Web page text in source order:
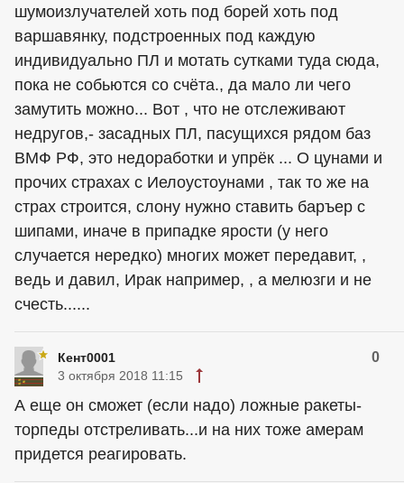
шумоизлучателей хоть под борей хоть под
варшавянку, подстроенных под каждую
индивидуально ПЛ и мотать сутками туда сюда,
пока не собьются со счёта., да мало ли чего
замутить можно... Вот , что не отслеживают
недругов,- засадных ПЛ, пасущихся рядом баз
ВМФ РФ, это недоработки и упрёк ... О цунами и
прочих страхах с Иелоустоунами , так то же на
страх строится, слону нужно ставить баръер с
шипами, иначе в припадке ярости (у него
случается нередко) многих может передавит, ,
ведь и давил, Ирак например, , а мелюзги и не
счесть......
Кент0001 0
3 октября 2018 11:15
А еще он сможет (если надо) ложные ракеты-
торпеды отстреливать...и на них тоже амерам
придется реагировать.